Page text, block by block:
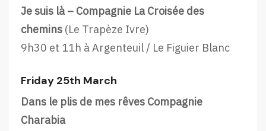
Je suis là – Compagnie La Croisée des
chemins (Le Trapèze Ivre)
9h30 et 11h à Argenteuil / Le Figuier Blanc
Friday 25th March
Dans le plis de mes rêves Compagnie
Charabia